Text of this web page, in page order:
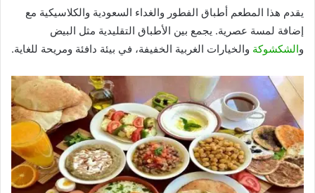
يقدم هذا المطعم أطباق الفطور والغداء السعودية والكلاسيكية مع
إضافة لمسة عصرية. يجمع بين الأطباق التقليدية مثل البيض
والشكشوكة والخيارات الغربية الخفيفة، في بيئة دافئة ومريحة للغاية.